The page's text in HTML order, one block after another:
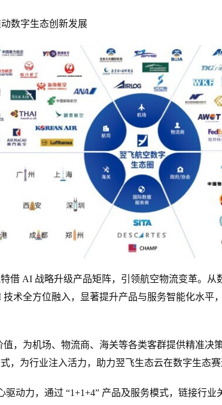
数字生态创新发展
借 AI 战略升级产品矩阵，引领航空物流变革。
术全方位融入，显著提升产品与服务智能化水平
，为机场、物流商、海关等各类客群提供精准决
，为行业注入活力，助力翌飞生态云在数字生态赛
驱动力，通过 “1+1+4” 产品及服务模式，链接行